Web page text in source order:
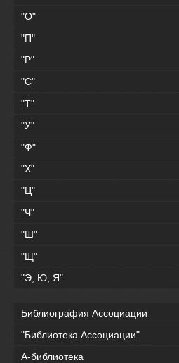
"О"
"П"
"Р"
"С"
"Т"
"У"
"Ф"
"Х"
"Ц"
"Ч"
"Ш"
"Щ"
"Э, Ю, Я"
Библиография Ассоциации
"Библиотека Ассоциации"
А-библиотека